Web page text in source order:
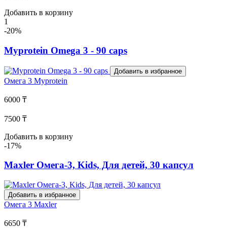
Добавить в корзину
1
-20%
Myprotein Omega 3 - 90 caps
Добавить в избранное
Омега 3 Myprotein
6000 ₸
7500 ₸
Добавить в корзину
-17%
Maxler Омега-3, Kids, Для детей, 30 капсул
Добавить в избранное
Омега 3 Maxler
6650 ₸